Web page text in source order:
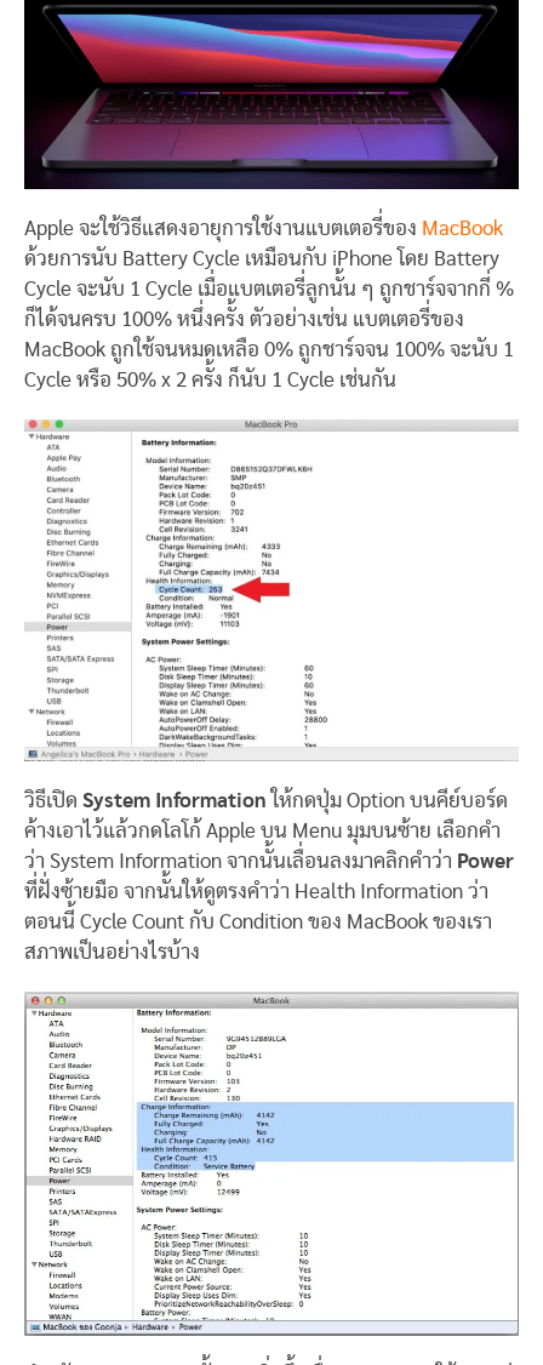
Apple จะใช้วิธีแสดงอายุการใช้งานแบตเตอรี่ของ MacBook
ด้วยการนับ Battery Cycle เหมือนกับ iPhone โดย Battery
Cycle จะนับ 1 Cycle เมื่อแบตเตอรี่ลูกนั้น ๆ ถูกชาร์จจากกี่ %
ก็ได้จนครบ 100% หนึ่งครั้ง ตัวอย่างเช่น แบตเตอรี่ของ
MacBook ถูกใช้จนหมดเหลือ 0% ถูกชาร์จจน 100% จะนับ 1
Cycle หรือ 50% x 2 ครั้ง ก็นับ 1 Cycle เช่นกัน
วิธีเปิด System Information ให้กดปุ่ม Option บนคีย์บอร์ด
ค้างเอาไว้แล้วกดโลโก้ Apple บน Menu มุมบนซ้าย เลือกคำ
ว่า System Information จากนั้นเลื่อนลงมาคลิกคำว่า Power
ที่ฝั่งซ้ายมือ จากนั้นให้ดูตรงคำว่า Health Information ว่า
ตอนนี้ Cycle Count กับ Condition ของ MacBook ของเรา
สภาพเป็นอย่างไรบ้าง